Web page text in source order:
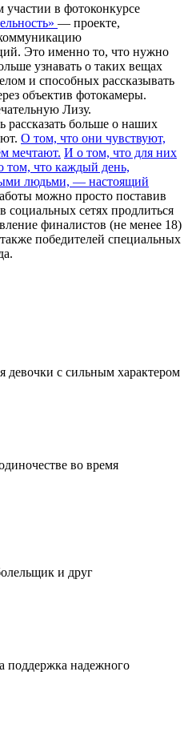
в фотоконкурсе
— проекте,
Это именно то, что нужно
узнавать о таких вещах
и способных рассказывать
объектив фотокамеры.
Лизу.
больше о наших
О том, что они чувствуют,
мечтают. И о том, что для них
том, что каждый день,
людьми, — настоящий
можно просто поставив
социальных сетях продлиться
финалистов (не менее 18)
победителей специальных
девочки с сильным характером
во время
и друг
поддержка надежного